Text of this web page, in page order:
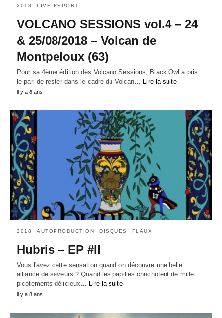
2018 LIVE REPORT
VOLCANO SESSIONS vol.4 – 24
& 25/08/2018 – Volcan de
Montpeloux (63)
Pour sa 4ème édition des Volcano Sessions, Black Owl a pris
le pari de rester dans le cadre du Volcan…
Lire la suite
il y a 8 ans
2018 AUTOPRODUCTION DISQUES FLAUX
Hubris – EP #II
Vous l'avez cette sensation quand on découvre une belle
alliance de saveurs ? Quand les papilles chuchotent de mille
picotements délicieux… Lire la suite
il y a 8 ans